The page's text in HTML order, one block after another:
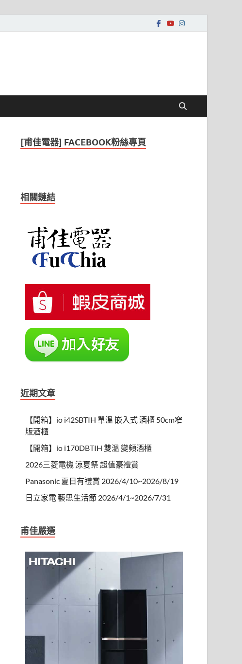
[甫佳電器] FACEBOOK粉絲專頁
相關鏈結
近期文章
【開箱】io i42SBTIH 單溫 嵌入式 酒櫃 50cm窄
版酒櫃
【開箱】io i170DBTIH 雙溫 變頻酒櫃
2026三菱電機 涼夏祭 超值豪禮賞
Panasonic 夏日有禮賞 2026/4/10~2026/8/19
日立家電 藝思生活節 2026/4/1~2026/7/31
甫佳嚴選